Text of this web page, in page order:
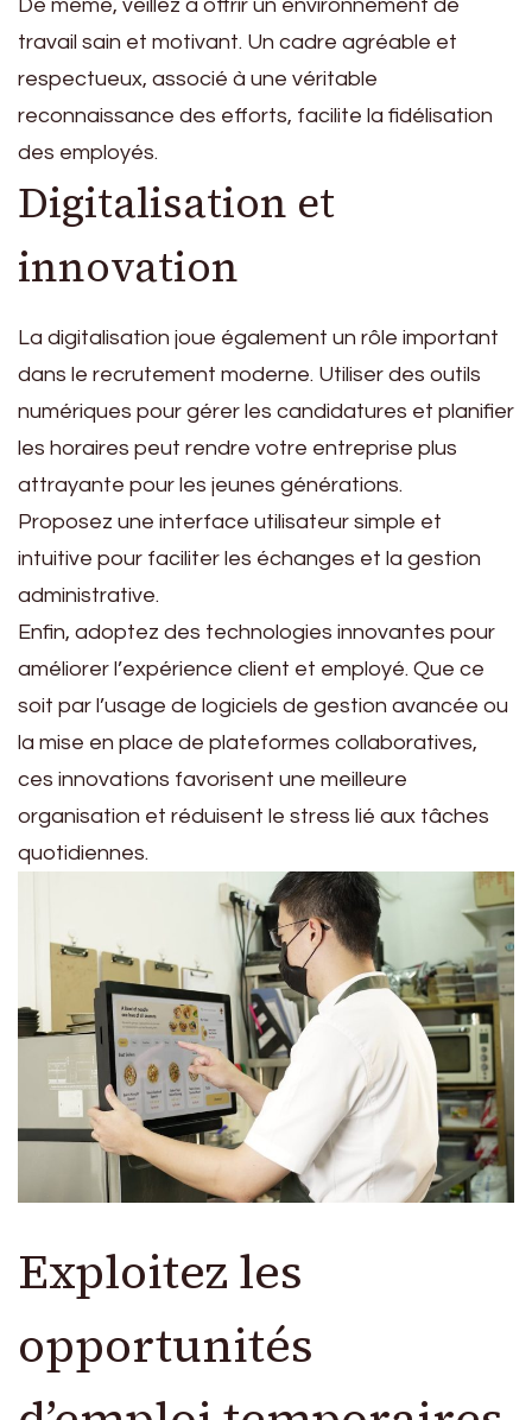
De même, veillez à offrir un environnement de
travail sain et motivant. Un cadre agréable et
respectueux, associé à une véritable
reconnaissance des efforts, facilite la fidélisation
des employés.
Digitalisation et
innovation
La digitalisation joue également un rôle important
dans le recrutement moderne. Utiliser des outils
numériques pour gérer les candidatures et planifier
les horaires peut rendre votre entreprise plus
attrayante pour les jeunes générations.
Proposez une interface utilisateur simple et
intuitive pour faciliter les échanges et la gestion
administrative.
Enfin, adoptez des technologies innovantes pour
améliorer l’expérience client et employé. Que ce
soit par l’usage de logiciels de gestion avancée ou
la mise en place de plateformes collaboratives,
ces innovations favorisent une meilleure
organisation et réduisent le stress lié aux tâches
quotidiennes.
Exploitez les
opportunités